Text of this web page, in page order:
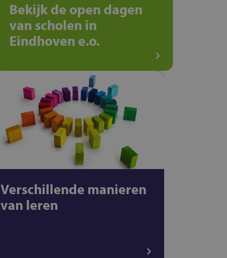
Bekijk de open dagen
van scholen in
Eindhoven e.o.
Verschillende manieren
van leren